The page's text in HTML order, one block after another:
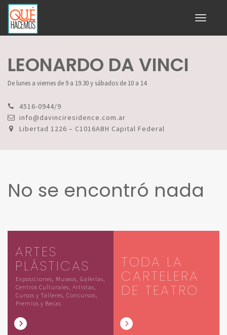
Toggle
LEONARDO DA VINCI
De lunes a viernes de 9 a 19.30 y sábados de 10 a 14
4516-0944/9
info@davinciresidence.com.ar
Libertad 1226 – C1016ABH Capital Federal
No se encontró nada
ARTES
PLÁSTICAS
Exposiciones, Museos, Galerías,
Centros Culturales, Artistas,
Cursos y Talleres, Concursos,
Premios y Becas
TODA LA
CARTELERA
DE TEATRO